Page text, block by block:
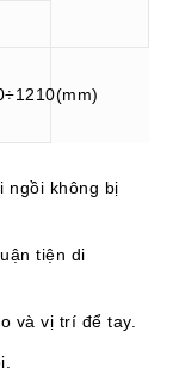
ngồi không bị
tiện di
và vị trí để tay.